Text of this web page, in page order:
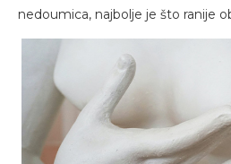
nedoumica, najbolje je što ranije